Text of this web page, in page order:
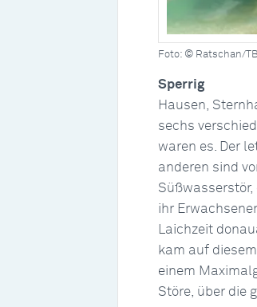
Foto: © Ratschan/
Sperrig
Hausen,
sechs
waren es. Der
anderen sind
ihr
Laichzeit
kam auf
einem
Störe, über die